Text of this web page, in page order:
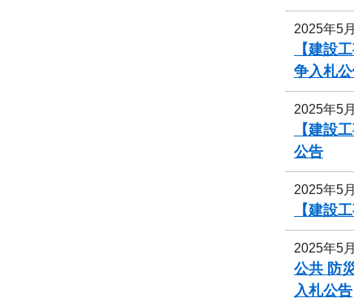
2025年5
【建設
争入札
2025年5
【建設
公告
2025年5
【建設
2025年5
公共 防
入札公告